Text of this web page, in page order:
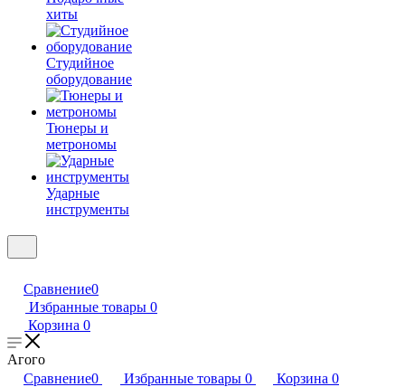
хиты
Студийное
оборудование
Тюнеры и
метрономы
Ударные
инструменты
Сравнение0
Избранные товары 0
Корзина 0
Агого
Сравнение0 Избранные товары 0 Корзина 0